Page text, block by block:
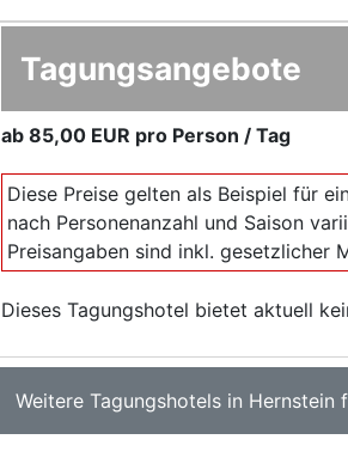
Tagungsangebote
ab 85,00 EUR pro Person / Tag
Diese Preise gelten als Beispiel für
nach Personenanzahl und Saison
Preisangaben sind inkl. gesetzlicher
Dieses Tagungshotel bietet aktuell
Weitere Tagungshotels in Hernstein